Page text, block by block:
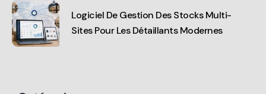
Logiciel De Gestion Des Stocks Multi-
Sites Pour Les Détaillants Modernes